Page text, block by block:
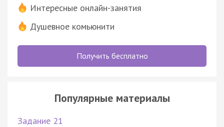
Интересные онлайн-занятия
Душевное комьюнити
Получить бесплатно
Популярные материалы
Задание 21